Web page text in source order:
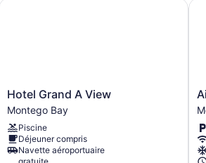
plafond. Ces chambres sont agrémentées
Un téléviseur connecté de 40 po avec
d’hôtes à Montego Bay offre
pers. ou jusqu’à 6 appareils).
Hotel
Grand
A
View
Montego
Bay
Hotel Grand A View
Montego Bay
Piscine
Déjeuner compris
Navette aéroportuaire
Hotel Grand A View